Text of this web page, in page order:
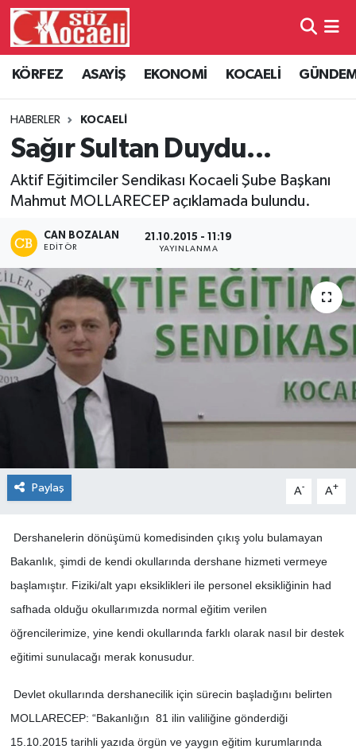
KÖRFEZ ASAYİŞ EKONOMİ KOCAELİ
HABERLER KOCAELİ
Sağır Sultan Duydu...
Aktif Eğitimciler Sendikası Kocaeli Şube Başkanı
Mahmut MOLLARECEP açıklamada bulundu.
CAN BOZALAN
EDITÖR
21.10.2015 - 11:19
YAYINLANMA
Paylaş A- A+
Dershanelerin dönüşümü komedisinden çıkış yolu bulamayan
Bakanlık, şimdi de kendi okullarında dershane hizmeti vermeye
başlamıştır. Fiziki/alt yapı eksiklikleri ile personel eksikliğinin had
safhada olduğu okullarımızda normal eğitim verilen
öğrencilerimize, yine kendi okullarında farklı olarak nasıl bir destek
eğitimi sunulacağı merak konusudur.
Devlet okullarında dershanecilik için sürecin başladığını belirten
MOLLARECEP: “Bakanlığın 81 ilin valiliğine gönderdiği
15.10.2015 tarihli yazıda örgün ve yaygın eğitim kurumlarında
Kocaeli Hava Durumu
Kocaeli Namaz Vakitleri
Kocaeli Trafik Yoğunluk Haritası
Son Dakika Haberleri
Haber Arşivi